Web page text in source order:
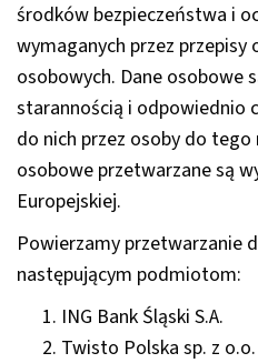
środków bezpieczeństwa i
wymaganych przez przepisy
osobowych. Dane osobowe
starannością i odpowiednio
do nich przez osoby do tego
osobowe przetwarzane są
Europejskiej.
Powierzamy przetwarzanie
następującym podmiotom:
ING Bank Śląski S.A.
Twisto Polska sp. z o.o.